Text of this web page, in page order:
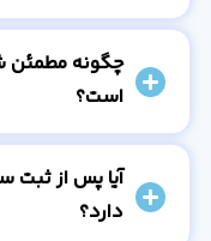
چگونه مطمئن
است؟
آیا پس از
دارد؟